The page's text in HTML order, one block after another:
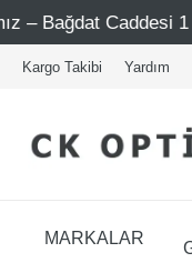
Bağdat Caddesi 2 -
Kargo Takibi Yardım
MARKALAR